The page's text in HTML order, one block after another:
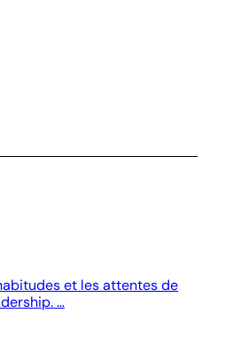
et les attentes de
…